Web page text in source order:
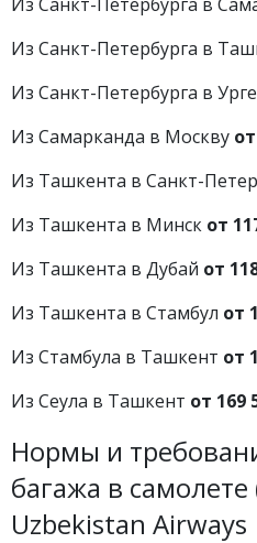
Из Санкт-Петербурга в
Из Санкт-Петербурга в
Из Самарканда в Москву
Из Ташкента в Санкт-
Из Ташкента в Минск от
Из Ташкента в Дубай от
Из Ташкента в Стамбул от
Из Стамбула в Ташкент от
Из Сеула в Ташкент от 169
Нормы и
багажа в
Uzbekistan Airways